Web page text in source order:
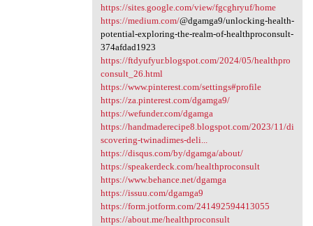
https://sites.google.com/view/fgcghryuf/home
https://medium.com/@dgamga9/unlocking-health-
potential-exploring-the-realm-of-healthproconsult-
374afdad1923
https://ftdyufyur.blogspot.com/2024/05/healthpro
consult_26.html
https://www.pinterest.com/settings#profile
https://za.pinterest.com/dgamga9/
https://wefunder.com/dgamga
https://handmaderecipe8.blogspot.com/2023/11/di
scovering-twinadimes-deli...
https://disqus.com/by/dgamga/about/
https://speakerdeck.com/healthproconsult
https://www.behance.net/dgamga
https://issuu.com/dgamga9
https://form.jotform.com/241492594413055
https://about.me/healthproconsult